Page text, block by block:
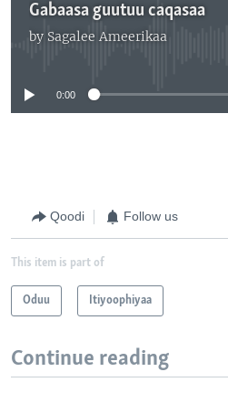
Gabaasa guutuu caqasaa
by Sagalee Ameerikaa
No media source
0:00
Qoodi Follow us
This item is part of
Oduu Itiyoophiyaa
Continue reading